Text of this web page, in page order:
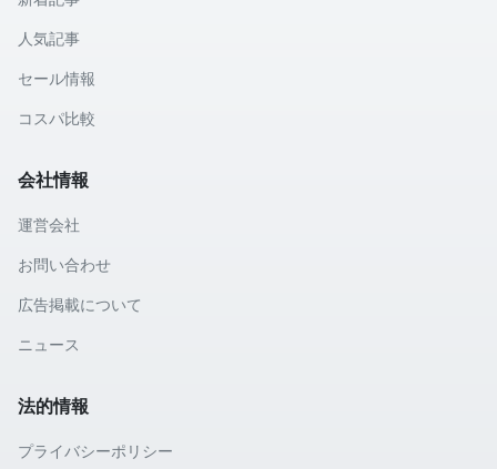
人気記事
セール情報
コスパ比較
会社情報
運営会社
お問い合わせ
広告掲載について
ニュース
法的情報
プライバシーポリシー